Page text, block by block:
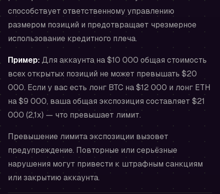
способствует ответственному управлению
размером позиций и предотвращает чрезмерное
использование кредитного плеча.
Пример:Для аккаунта на $10 000 общая стоимость
всех открытых позиций не может превышать $20
000. Если у вас есть лонг BTC на $12 000 и лонг ETH
на $9 000, ваша общая экспозиция составляет $21
000 (2,1x) — что превышает лимит.
Превышение лимита экспозиции вызовет
предупреждение. Повторные или серьёзные
нарушения могут привести к штрафным санкциям
или закрытию аккаунта.